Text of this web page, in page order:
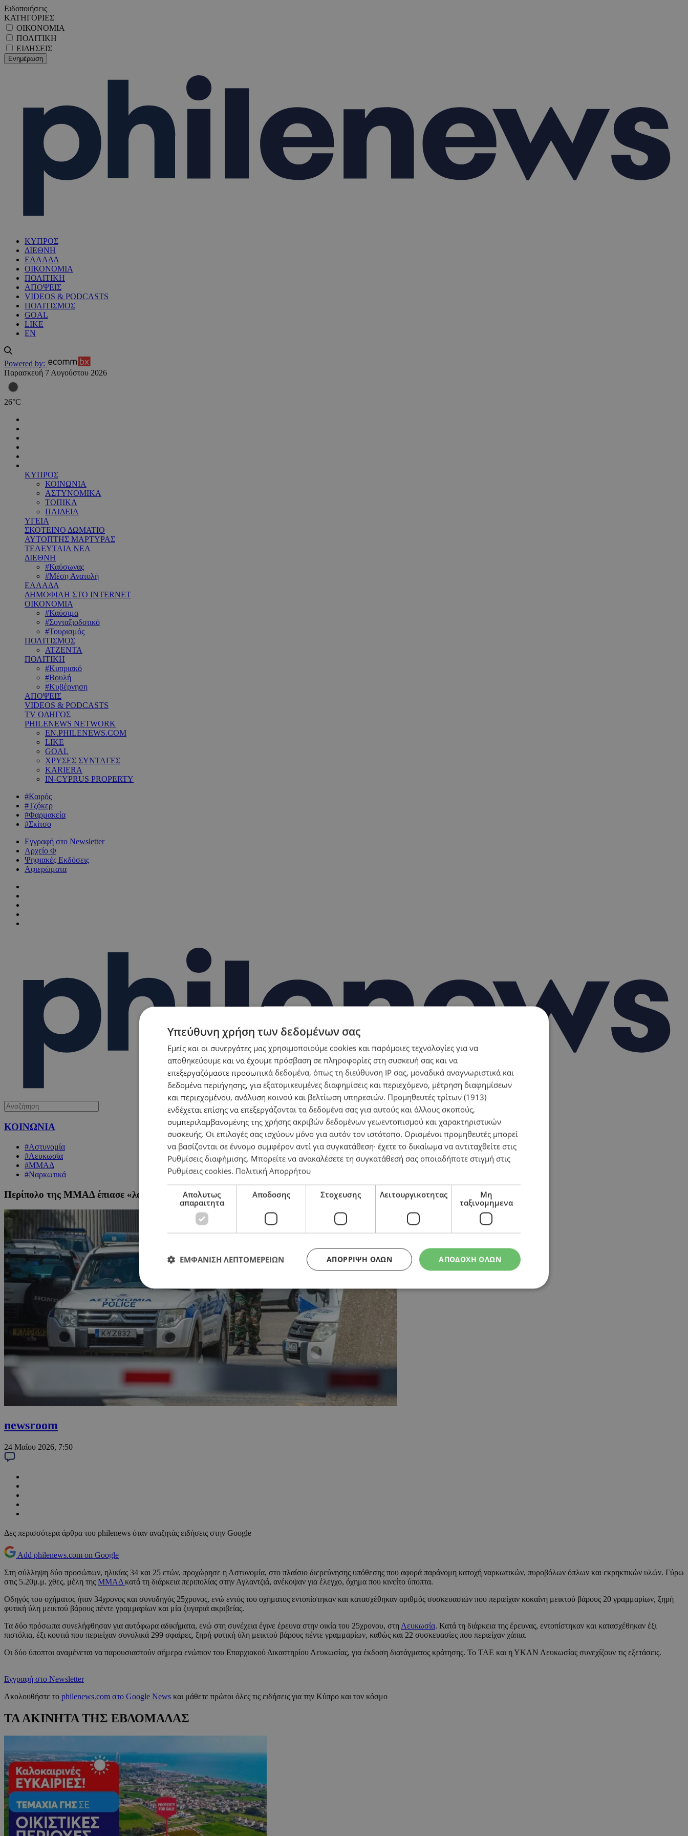
Ειδοποιήσεις
ΚΑΤΗΓΟΡΙΕΣ
ΟΙΚΟΝΟΜΙΑ
ΠΟΛΙΤΙΚΗ
ΕΙΔΗΣΕΙΣ
ΚΥΠΡΟΣ
ΔΙΕΘΝΗ
ΕΛΛΑΔΑ
ΟΙΚΟΝΟΜΙΑ
ΠΟΛΙΤΙΚΗ
ΑΠΟΨΕΙΣ
VIDEOS & PODCASTS
ΠΟΛΙΤΙΣΜΟΣ
GOAL
LIKE
EN
Powered by:
Παρασκευή 7 Αυγούστου 2026
26°C
ΚΥΠΡΟΣ
ΚΟΙΝΩΝΙΑ
ΑΣΤΥΝΟΜΙΚΑ
ΤΟΠΙΚΑ
ΠΑΙΔΕΙΑ
ΥΓΕΙΑ
ΣΚΟΤΕΙΝΟ ΔΩΜΑΤΙΟ
ΑΥΤΟΠΤΗΣ ΜΑΡΤΥΡΑΣ
ΤΕΛΕΥΤΑΙΑ ΝΕΑ
ΔΙΕΘΝΗ
#Καύσωνας
#Μέση Ανατολή
ΕΛΛΑΔΑ
ΔΗΜΟΦΙΛΗ ΣΤΟ INTERNET
ΟΙΚΟΝΟΜΙΑ
#Καύσιμα
#Συνταξιοδοτικό
#Τουρισμός
ΠΟΛΙΤΙΣΜΟΣ
ΑΤΖΕΝΤΑ
ΠΟΛΙΤΙΚΗ
#Κυπριακό
#Βουλή
#Κυβέρνηση
ΑΠΟΨΕΙΣ
VIDEOS & PODCASTS
TV ΟΔΗΓΟΣ
PHILENEWS NETWORK
EN.PHILENEWS.COM
LIKE
GOAL
ΧΡΥΣΕΣ ΣΥΝΤΑΓΕΣ
KARIERA
IN-CYPRUS PROPERTY
#Καιρός
#Τζόκερ
#Φαρμακεία
#Σκίτσο
Εγγραφή στο Newsletter
Αρχείο Φ
Ψηφιακές Εκδόσεις
Αφιερώματα
ΚΟΙΝΩΝΙΑ
#Αστυνομία
#Λευκωσία
#ΜΜΑΔ
#Ναρκωτικά
Περίπολο της ΜΜΑΔ έπιασε «λαβράκι» στη Λευκωσία: Χειροπέδες σε δύο για ναρκωτικά, πυροβόλα όπλα και εκρηκτικές ύλες
newsroom
24 Μαΐου 2026, 7:50
Δες περισσότερα άρθρα του philenews όταν αναζητάς ειδήσεις στην Google
Add philenews.com on Google
Στη σύλληψη δύο προσώπων, ηλικίας 34 και 25 ετών, προχώρησε η Αστυνομία, στο πλαίσιο διερεύνησης υπόθεσης που αφορά παράνομη κατοχή ναρκωτικών, πυροβόλων όπλων και εκρηκτικών υλών. Γύρω
στις 5.20μ.μ. χθες, μέλη της ΜΜΑΔκατά τη διάρκεια περιπολίας στην Αγλαντζιά, ανέκοψαν για έλεγχο, όχημα που κινείτο ύποπτα.
Οδηγός του οχήματος ήταν 34χρονος και συνοδηγός 25χρονος, ενώ εντός του οχήματος εντοπίστηκαν και κατασχέθηκαν αριθμός συσκευασιών που περιείχαν κοκαΐνη μεικτού βάρους 20 γραμμαρίων, ξηρή
φυτική ύλη μεικτού βάρους πέντε γραμμαρίων και μία ζυγαριά ακριβείας.
Τα δύο πρόσωπα συνελήφθησαν για αυτόφωρα αδικήματα, ενώ στη συνέχεια έγινε έρευνα στην οικία του 25χρονου, στη Λευκωσία. Κατά τη διάρκεια της έρευνας, εντοπίστηκαν και κατασχέθηκαν έξι
πιστόλια, έξι κουτιά που περιείχαν συνολικά 299 σφαίρες, ξηρή φυτική ύλη μεικτού βάρους πέντε γραμμαρίων, καθώς και 22 συσκευασίες που περιείχαν χάπια.
Οι δύο ύποπτοι αναμένεται να παρουσιαστούν σήμερα ενώπιον του Επαρχιακού Δικαστηρίου Λευκωσίας, για έκδοση διατάγματος κράτησης. Το ΤΑΕ και η ΥΚΑΝ Λευκωσίας συνεχίζουν τις εξετάσεις.
Εγγραφή στο Newsletter
Ακολουθήστε το philenews.com στο Google News και μάθετε πρώτοι όλες τις ειδήσεις για την Κύπρο και τον κόσμο
ΤΑ ΑΚΙΝΗΤΑ ΤΗΣ ΕΒΔΟΜΑΔΑΣ
Υπεύθυνη χρήση των δεδομένων σας
Εμείς και οι συνεργάτες μας χρησιμοποιούμε cookies και παρόμοιες τεχνολογίες για να
αποθηκεύουμε και να έχουμε πρόσβαση σε πληροφορίες στη συσκευή σας και να
επεξεργαζόμαστε προσωπικά δεδομένα, όπως τη διεύθυνση IP σας, μοναδικά αναγνωριστικά και
δεδομένα περιήγησης, για εξατομικευμένες διαφημίσεις και περιεχόμενο, μέτρηση διαφημίσεων
και περιεχομένου, ανάλυση κοινού και βελτίωση υπηρεσιών. Προμηθευτές τρίτων (1913)
ενδέχεται επίσης να επεξεργάζονται τα δεδομένα σας για αυτούς και άλλους σκοπούς,
συμπεριλαμβανομένης της χρήσης ακριβών δεδομένων γεωεντοπισμού και χαρακτηριστικών
συσκευής. Οι επιλογές σας ισχύουν μόνο για αυτόν τον ιστότοπο. Ορισμένοι προμηθευτές μπορεί
να βασίζονται σε έννομο συμφέρον αντί για συγκατάθεση· έχετε το δικαίωμα να αντιταχθείτε στις
Ρυθμίσεις διαφήμισης. Μπορείτε να ανακαλέσετε τη συγκατάθεσή σας οποιαδήποτε στιγμή στις
Ρυθμίσεις cookies. Πολιτική Απορρήτου
Απολυτως
απαραιτητα
Αποδοσης Στοχευσης Λειτουργικοτητας
Μη
ταξινομημενα
ΑΠΟΔΟΧΗ ΟΛΩΝ
ΑΠΌΡΡΙΨΗ ΌΛΩΝ
ΕΜΦΑΝΙΣΗ ΛΕΠΤΟΜΕΡΕΙΩΝ